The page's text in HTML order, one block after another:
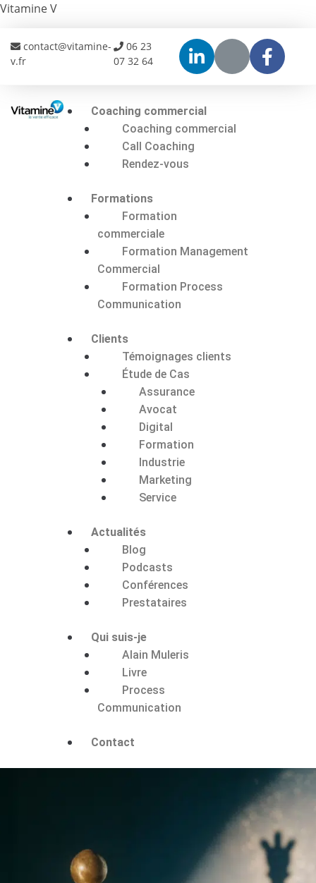
Vitamine V
contact@vitamine-
v.fr
06 23
07 32 64
Coaching commercial
Coaching commercial
Call Coaching
Rendez-vous
Formations
Formation
commerciale
Formation Management
Commercial
Formation Process
Communication
Clients
Témoignages clients
Étude de Cas
Assurance
Avocat
Digital
Formation
Industrie
Marketing
Service
Actualités
Blog
Podcasts
Conférences
Prestataires
Qui suis-je
Alain Muleris
Livre
Process
Communication
Contact